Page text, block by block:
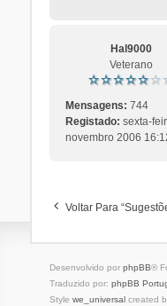
Hal9000
Veterano
Mensagens: 744
Registado: sexta-
novembro 2006
Voltar Para
Desenvolvido por phpBB®
Traduzido por: phpBB
Style we_universalcreated